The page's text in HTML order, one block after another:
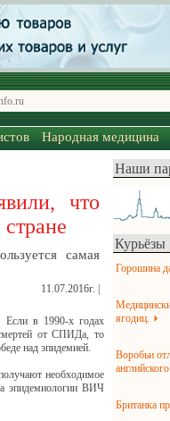
Народная медицина
что
самая
11.07.2016г. |
Если в 1990-х годах
от СПИДа, то
над эпидемией.
необходимое
эпидемиологии ВИЧ
Наши
Курьёзы
Горошина
ягодиц.
Воробьи
английского.
Британка